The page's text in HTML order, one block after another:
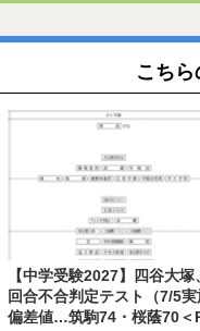
こち
【中学受験2027】四谷大塚
回合不合判定テスト（7/5実
偏差値…筑駒74・桜蔭70＜